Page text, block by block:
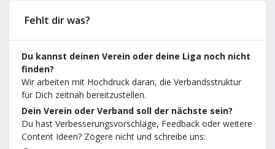
Fehlt dir was?
Du kannst deinen Verein oder deine Liga noch nicht
finden?
Wir arbeiten mit Hochdruck daran, die Verbandsstruktur
für Dich zeitnah bereitzustellen.
Dein Verein oder Verband soll der nächste sein?
Du hast Verbesserungsvorschläge, Feedback oder weitere
Content Ideen? Zögere nicht und schreibe uns: